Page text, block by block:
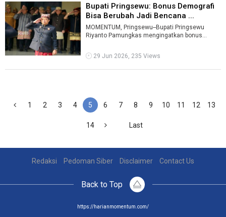
Bupati Pringsewu: Bonus Demografi
Bisa Berubah Jadi Bencana ...
MOMENTUM, Pringsewu--Bupati Pringsewu
Riyanto Pamungkas mengingatkan bonus
b ...
29 Jun 2026, 235 Views
1 2 3 4 5 6 7 8 9 10 11 12 13
14 Last
Redaksi Pedoman Siber Disclaimer Contact Us
Back to Top
https://harianmomentum.com/